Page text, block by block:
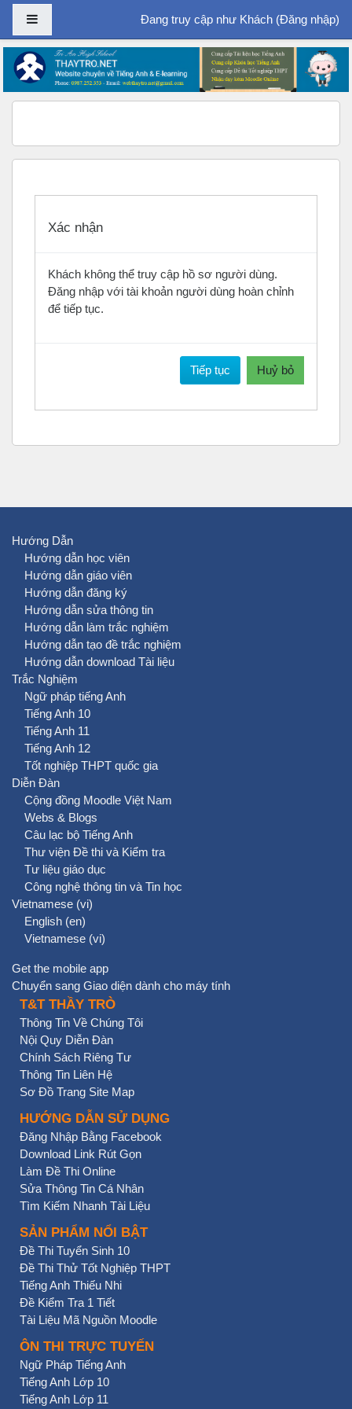
Chuyển tới nội dung chính
Bảng điều khiển cạnhĐang truy cập như Khách (Đăng nhập)
Xác nhận
Khách không thể truy cập hồ sơ người dùng.
Đăng nhập với tài khoản người dùng hoàn chỉnh
để tiếp tục.
Tiếp tục Huỷ bỏ
Hướng Dẫn
Hướng dẫn học viên
Hướng dẫn giáo viên
Hướng dẫn đăng ký
Hướng dẫn sửa thông tin
Hướng dẫn làm trắc nghiệm
Hướng dẫn tạo đề trắc nghiệm
Hướng dẫn download Tài liệu
Trắc Nghiệm
Ngữ pháp tiếng Anh
Tiếng Anh 10
Tiếng Anh 11
Tiếng Anh 12
Tốt nghiệp THPT quốc gia
Diễn Đàn
Cộng đồng Moodle Việt Nam
Webs & Blogs
Câu lạc bộ Tiếng Anh
Thư viện Đề thi và Kiểm tra
Tư liệu giáo dục
Công nghệ thông tin và Tin học
Vietnamese ‎(vi)‎
English ‎(en)‎
Vietnamese ‎(vi)‎
Get the mobile app
Chuyển sang Giao diện dành cho máy tính
T&T THẦY TRÒ
Thông Tin Về Chúng Tôi
Nội Quy Diễn Đàn
Chính Sách Riêng Tư
Thông Tin Liên Hệ
Sơ Đồ Trang Site Map
HƯỚNG DẪN SỬ DỤNG
Đăng Nhập Bằng Facebook
Download Link Rút Gọn
Làm Đề Thi Online
Sửa Thông Tin Cá Nhân
Tìm Kiếm Nhanh Tài Liệu
SẢN PHẨM NỔI BẬT
Đề Thi Tuyển Sinh 10
Đề Thi Thử Tốt Nghiệp THPT
Tiếng Anh Thiếu Nhi
Đề Kiểm Tra 1 Tiết
Tài Liệu Mã Nguồn Moodle
ÔN THI TRỰC TUYẾN
Ngữ Pháp Tiếng Anh
Tiếng Anh Lớp 10
Tiếng Anh Lớp 11